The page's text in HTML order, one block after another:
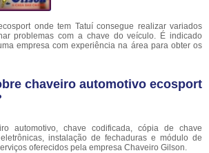
onde tem Tatuí consegue realizar variados
problemas com a chave do veículo. É indicado
empresa com experiência na área para obter os
chaveiro automotivo ecosport
automotivo, chave codificada, cópia de chave
instalação de fechaduras e módulo de
oferecidos pela empresa Chaveiro Gilson.